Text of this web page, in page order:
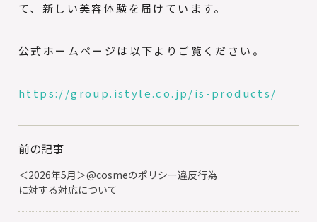
て、新しい美容体験を届けています。
公式ホームページは以下よりご覧ください。
https://group.istyle.co.jp/is-products/
前の記事
＜2026年5月＞@cosmeのポリシー違反行為
に対する対応について